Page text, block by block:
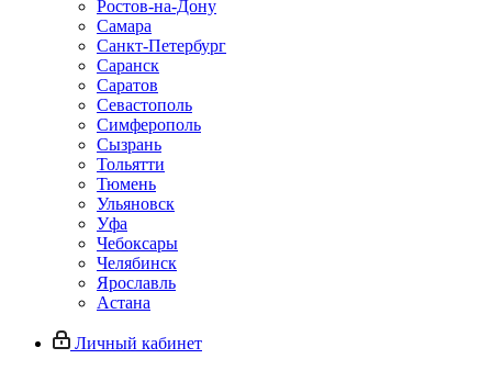
Ростов-на-Дону
Самара
Санкт-Петербург
Саранск
Саратов
Севастополь
Симферополь
Сызрань
Тольятти
Тюмень
Ульяновск
Уфа
Чебоксары
Челябинск
Ярославль
Астана
Личный кабинет